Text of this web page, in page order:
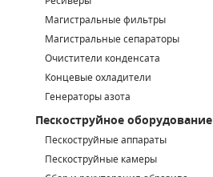
Магистральные фильтры
Магистральные сепараторы
Очистители конденсата
Концевые охладители
Генераторы азота
Пескоструйное оборудование
Пескоструйные аппараты
Пескоструйные камеры
САДОВАЯ ТЕХНИКА
КОНТЕЙНЕРЫ ДЛЯ ОБОРУДОВАНИЯ
КАНАЛИЗАЦИОННЫЕ НАСОСЫ
ДИЗЕЛЬНЫЕ МОТОПОМПЫ
ТАЛИ И ТЕЛЬФЕРЫ
ЛЕНТОЧНОПИЛЬНЫЕ СТАНКИ
КОНТРОЛЛЕРЫ (БЛОКИ УПРАВЛЕНИЯ)
ВПУСКНЫЕ КЛАПАНЫ
ОБРАТНЫЕ КЛАПАНЫ